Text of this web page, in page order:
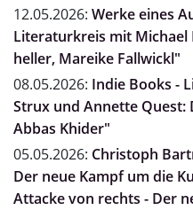
12.05.2026: Werke eines
Literaturkreis mit Michael
heller, Mareike Fallwickl"
08.05.2026: Indie Books -
Strux und Annette Quest:
Abbas Khider"
05.05.2026: Christoph
Der neue Kampf um die
Attacke von rechts - Der